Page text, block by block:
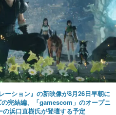
ーション』の新映像が8月26日早朝に
完結編、「gamescom」のオープニ
浜口直樹氏が登壇する予定